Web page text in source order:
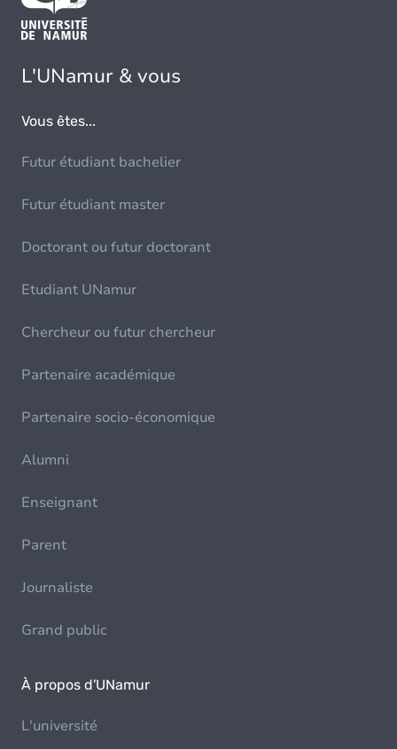
L'UNamur & vous
Vous êtes...
Futur étudiant bachelier
Futur étudiant master
Doctorant ou futur doctorant
Etudiant UNamur
Chercheur ou futur chercheur
Partenaire académique
Partenaire socio-économique
Alumni
Enseignant
Parent
Journaliste
Grand public
À propos d'UNamur
L'université